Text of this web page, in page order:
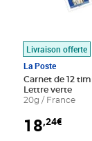
au panier
Livraison offerte
La Poste
Carnet de 12
Lettre verte
20g / France
18,24€